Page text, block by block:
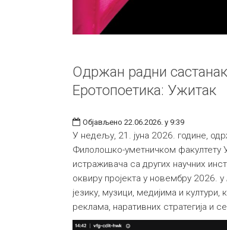
Одржан радни
Еротопоетика: Ужитак
Објављено 22.06.2026. у 9:39
У недељу, 21. јуна 2026. године,
Филолошко-уметничком факултету
истраживача са других научних
оквиру пројекта у новембру 2026.
језику, музици, медијима и
реклама, наративних стратегија и